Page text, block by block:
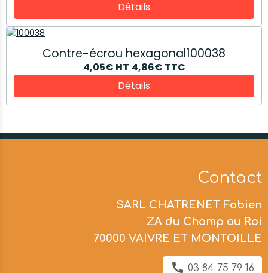
Détails
Contre-écrou hexagonal100038
4,05€ HT 4,86€ TTC
Détails
Contact
SARL CHATRENET Fabien
ZA du Champ au Roi
70000 VAIVRE ET MONTOILLE
03 84 75 79 16